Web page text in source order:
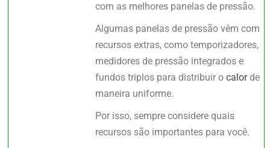
com as melhores panelas de pressão.
Algumas panelas de pressão vêm com
recursos extras, como temporizadores,
medidores de pressão integrados e
fundos triplos para distribuir ocalorde
maneira uniforme.
Por isso, sempre considere quais
recursos são importantes para você.